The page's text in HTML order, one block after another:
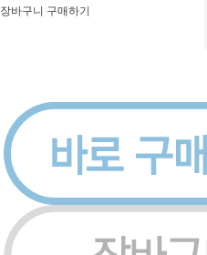
장바구니 구매하기